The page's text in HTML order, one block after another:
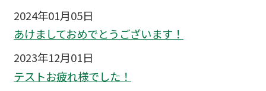
2024年01月05日
あけましておめでとうございます！
2023年12月01日
テストお疲れ様でした！